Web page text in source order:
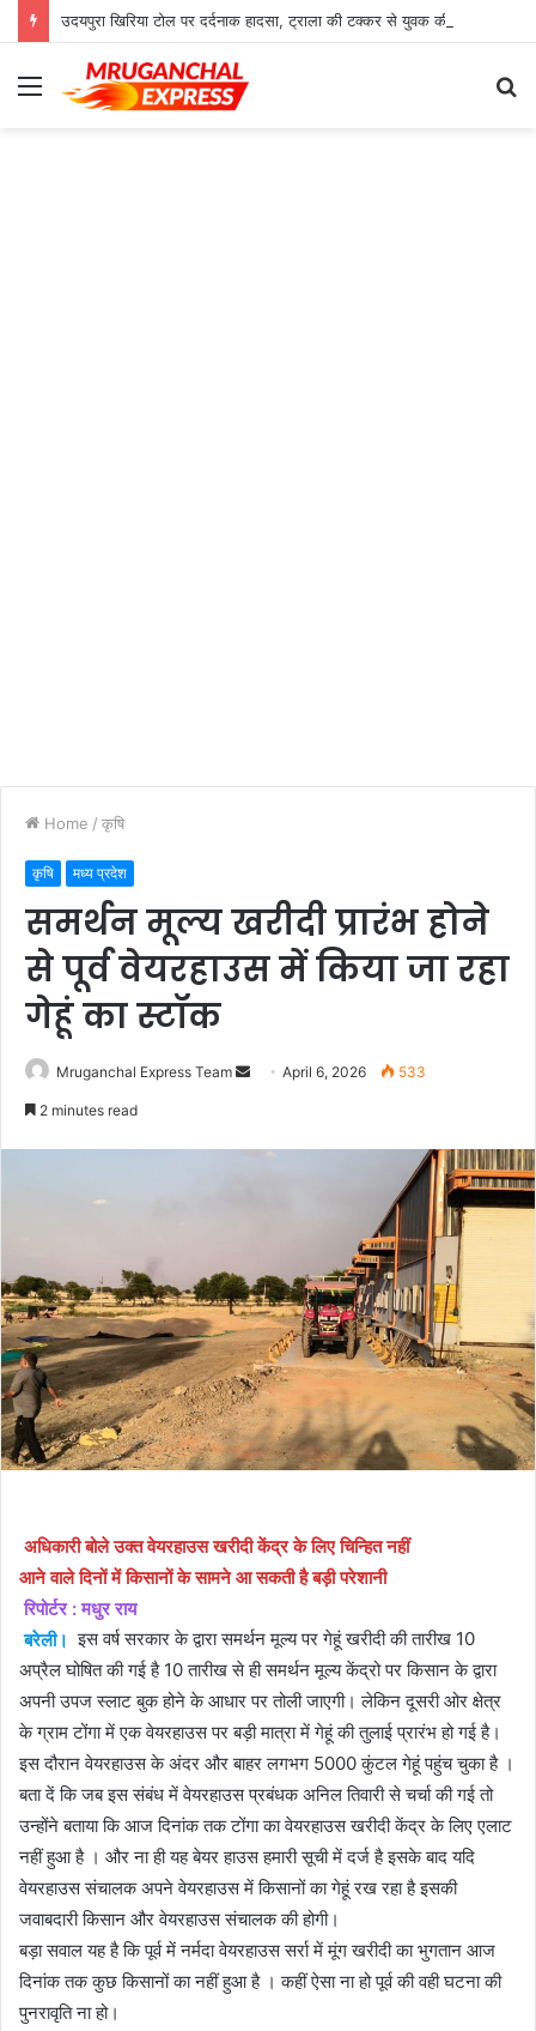
उदयपुरा खिरिया टोल पर दर्दनाक हादसा, ट्राला की टक्कर से युवक की मौत
Menu
Home / कृषि
कृषि मध्य प्रदेश
समर्थन मूल्य खरीदी प्रारंभ होने
से पूर्व वेयरहाउस में किया जा रहा
गेहूं का स्टॉक
Mruganchal Express Team
Send April 6, 2026 533
2 minutes read
अधिकारी बोले उक्त वेयरहाउस खरीदी केंद्र के लिए चिन्हित नहीं
आने वाले दिनों में किसानों के सामने आ सकती है बड़ी परेशानी
रिपोर्टर : मधुर राय
बरेली। इस वर्ष सरकार के द्वारा समर्थन मूल्य पर गेहूं खरीदी की तारीख 10
अप्रैल घोषित की गई है 10 तारीख से ही समर्थन मूल्य केंद्रो पर किसान के द्वारा
अपनी उपज स्लाट बुक होने के आधार पर तोली जाएगी। लेकिन दूसरी ओर क्षेत्र
के ग्राम टोंगा में एक वेयरहाउस पर बड़ी मात्रा में गेहूं की तुलाई प्रारंभ हो गई है।
इस दौरान वेयरहाउस के अंदर और बाहर लगभग 5000 कुंटल गेहूं पहुंच चुका है ।
बता दें कि जब इस संबंध में वेयरहाउस प्रबंधक अनिल तिवारी से चर्चा की गई तो
उन्होंने बताया कि आज दिनांक तक टोंगा का वेयरहाउस खरीदी केंद्र के लिए एलाट
नहीं हुआ है । और ना ही यह बेयर हाउस हमारी सूची में दर्ज है इसके बाद यदि
वेयरहाउस संचालक अपने वेयरहाउस में किसानों का गेहूं रख रहा है इसकी
जवाबदारी किसान और वेयरहाउस संचालक की होगी।
बड़ा सवाल यह है कि पूर्व में नर्मदा वेयरहाउस सर्रा में मूंग खरीदी का भुगतान आज
दिनांक तक कुछ किसानों का नहीं हुआ है । कहीं ऐसा ना हो पूर्व की वही घटना की
पुनरावृति ना हो।